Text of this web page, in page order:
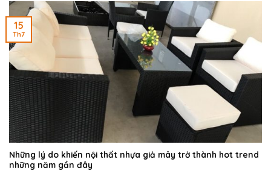
Những lý do khiến nội thất nhựa giả mây trở thành hot trend
những năm gần đây
15
Th7